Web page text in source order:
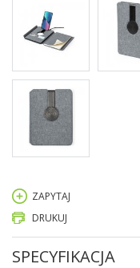
ZAPYTAJ
DRUKUJ
SPECYFIKACJA